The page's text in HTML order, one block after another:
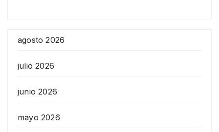
agosto 2026
julio 2026
junio 2026
mayo 2026